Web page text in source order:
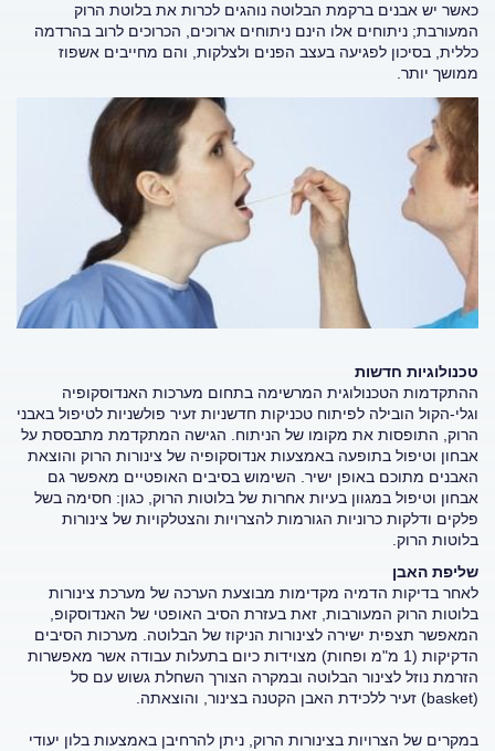
כאשר יש אבנים ברקמת הבלוטה נוהגים לכרות את בלוטת הרוק
המעורבת; ניתוחים אלו הינם ניתוחים ארוכים, הכרוכים לרוב בהרדמה
כללית, בסיכון לפגיעה בעצב הפנים ולצלקות, והם מחייבים אשפוז
ממושך יותר.
טכנולוגיות חדשות
ההתקדמות הטכנולוגית המרשימה בתחום מערכות האנדוסקופיה
וגלי-הקול הובילה לפיתוח טכניקות חדשניות זעיר פולשניות לטיפול באבני
הרוק, התופסות את מקומו של הניתוח. הגישה המתקדמת מתבססת על
אבחון וטיפול בתופעה באמצעות אנדוסקופיה של צינורות הרוק והוצאת
האבנים מתוכם באופן ישיר. השימוש בסיבים האופטיים מאפשר גם
אבחון וטיפול במגוון בעיות אחרות של בלוטות הרוק, כגון: חסימה בשל
פלקים ודלקות כרוניות הגורמות להצרויות והצטלקויות של צינורות
בלוטות הרוק.
שליפת האבן
לאחר בדיקות הדמיה מקדימות מבוצעת הערכה של מערכת צינורות
בלוטות הרוק המעורבות, זאת בעזרת הסיב האופטי של האנדוסקופ,
המאפשר תצפית ישירה לצינורות הניקוז של הבלוטה. מערכות הסיבים
הדקיקות (1 מ"מ ופחות) מצוידות כיום בתעלות עבודה אשר מאפשרות
הזרמת נוזל לצינור הבלוטה ובמקרה הצורך השחלת גשוש עם סל
(basket) זעיר ללכידת האבן הקטנה בצינור, והוצאתה.
במקרים של הצרויות בצינורות הרוק, ניתן להרחיבן באמצעות בלון יעודי